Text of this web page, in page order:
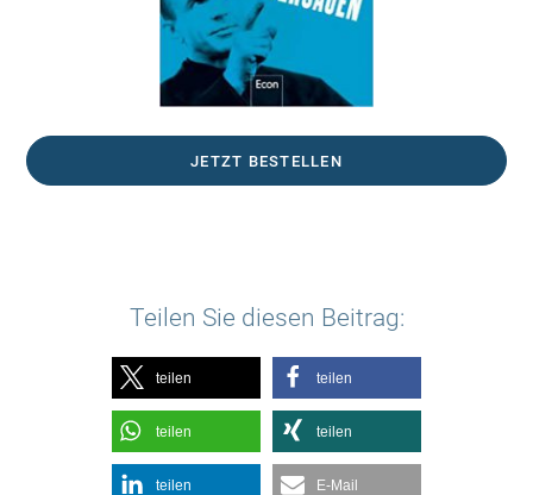
JETZT BESTELLEN
Teilen Sie diesen Beitrag:
teilen teilen
teilen teilen
teilen E-Mail